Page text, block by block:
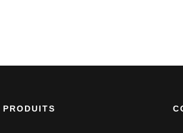
PRODUITS